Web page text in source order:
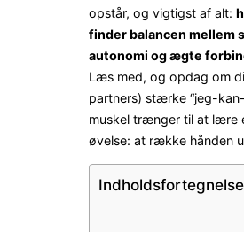
opstår, og vigtigst af alt:
finder balancen mellem
autonomi og ægte
Læs med, og opdag om
partners) stærke “jeg-
muskel trænger til at lære
øvelse: at række hånden
Indholdsfortegnelse